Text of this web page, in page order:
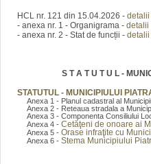
HCL nr. 121 din 15.04.2026 - detalii
- anexa nr. 1 - Organigrama - detalii
- anexa nr. 2 - Stat de funcții - detalii
S T A T U T U L -
STATUTUL - MUNICIPIULUI
Anexa 1 - Planul cadastral al
Anexa 2 - Reteaua stradala a
Anexa 3 - Componenta Consiliului
Anexa 4 - Cetăţeni de onoare ai
Anexa 5 - Orase infraţite cu
Anexa 6 - Stema Municipiului